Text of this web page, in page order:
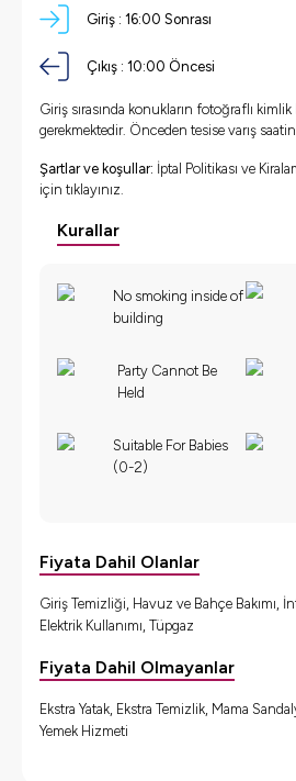
Giriş : 16:00 Sonrası
Çıkış : 10:00 Öncesi
Giriş sırasında konukların fotoğraflı
gerekmektedir. Önceden tesise varış
Şartlar ve koşullar: İptal Politikası ve
için tıklayınız.
Kurallar
No smoking inside of
building
Party Cannot Be
Held
Suitable For Babies
(0-2)
Fiyata Dahil Olanlar
Giriş Temizliği, Havuz ve Bahçe Bakımı,
Elektrik Kullanımı, Tüpgaz
Fiyata Dahil Olmayanlar
Ekstra Yatak, Ekstra Temizlik, Mama
Yemek Hizmeti